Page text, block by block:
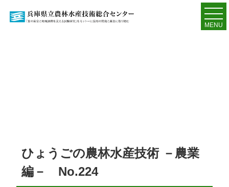
MENU
ひょうごの農林水産技術 －農業
編－ No.224